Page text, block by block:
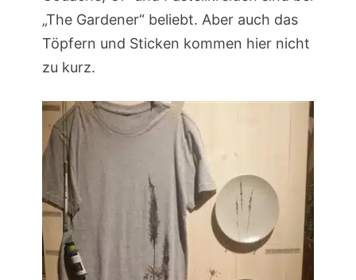
„The Gardener“ beliebt. Aber auch das
Töpfern und Sticken kommen hier nicht
zu kurz.